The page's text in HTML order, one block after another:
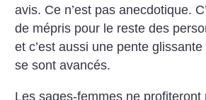
avis. Ce n’est pas anecdotique.
de mépris pour le reste des
et c’est aussi une pente
se sont avancés.
Les sages-femmes ne profiteront